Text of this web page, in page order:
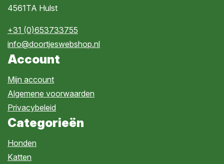
4561TA Hulst
+31 (0)653733755
info@doortjeswebshop.nl
Account
Mijn account
Algemene voorwaarden
Privacybeleid
Categorieën
Honden
Katten